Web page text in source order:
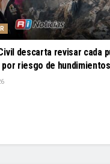
descarta revisar cada
por riesgo de hundimientos